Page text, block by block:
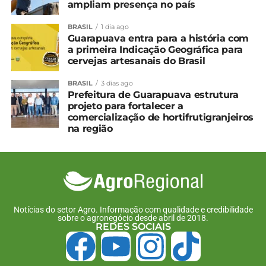
*Ocepar
Compartilhe isso:
Facebook
Relacionado
Encontro Estadual de
Mulheres e VI de Jovens
Em "Negócios"
reforça protagonismo do
Paraná na pecuária leiteira
3 de agosto, 2026
Em "Brasil"
Cooperativas do Paraná
fecham o ano com 3,6
milhões de associados
29 de dezembro, 2023
ampliam presença no país
BRASIL 1 dia ago
Guarapuava entra para a história com
a primeira Indicação Geográfica para
cervejas artesanais do Brasil
BRASIL 3 dias ago
Prefeitura de Guarapuava estrutura
projeto para fortalecer a
comercialização de hortifrutigranjeiros
na região
Notícias do setor Agro. Informação com qualidade e credibilidade
sobre o agronegócio desde abril de 2018.
REDES SOCIAIS